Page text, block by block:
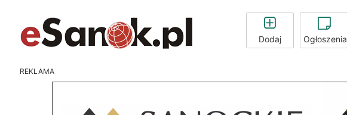
Dodaj Ogłoszenia
REKLAMA